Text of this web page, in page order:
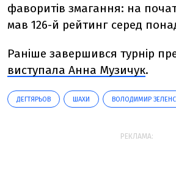
фаворитів змагання: на
мав 126-й рейтинг серед
Раніше завершився турнір
виступала Анна Музичук.
ДЕГТЯРЬОВ ШАХИ ВОЛОДИМИР
РЕКЛАМА: